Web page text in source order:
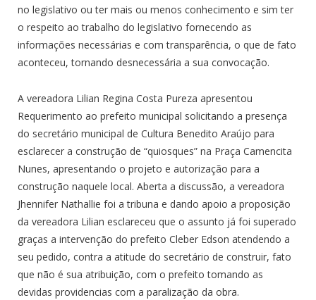
no legislativo ou ter mais ou menos conhecimento e sim ter
o respeito ao trabalho do legislativo fornecendo as
informações necessárias e com transparência, o que de fato
aconteceu, tornando desnecessária a sua convocação.
A vereadora Lilian Regina Costa Pureza apresentou
Requerimento ao prefeito municipal solicitando a presença
do secretário municipal de Cultura Benedito Araújo para
esclarecer a construção de “quiosques” na Praça Camencita
Nunes, apresentando o projeto e autorização para a
construção naquele local. Aberta a discussão, a vereadora
Jhennifer Nathallie foi a tribuna e dando apoio a proposição
da vereadora Lilian esclareceu que o assunto já foi superado
graças a intervenção do prefeito Cleber Edson atendendo a
seu pedido, contra a atitude do secretário de construir, fato
que não é sua atribuição, com o prefeito tomando as
devidas providencias com a paralização da obra.